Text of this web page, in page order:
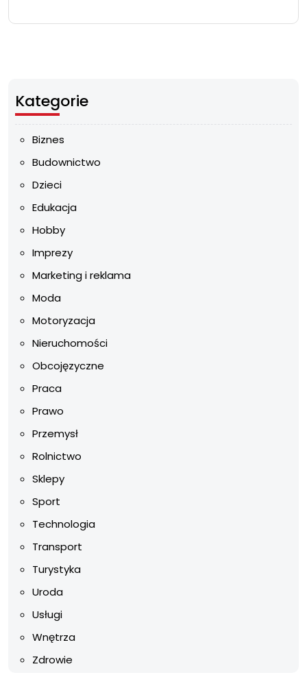
Kategorie
Biznes
Budownictwo
Dzieci
Edukacja
Hobby
Imprezy
Marketing i reklama
Moda
Motoryzacja
Nieruchomości
Obcojęzyczne
Praca
Prawo
Przemysł
Rolnictwo
Sklepy
Sport
Technologia
Transport
Turystyka
Uroda
Usługi
Wnętrza
Zdrowie